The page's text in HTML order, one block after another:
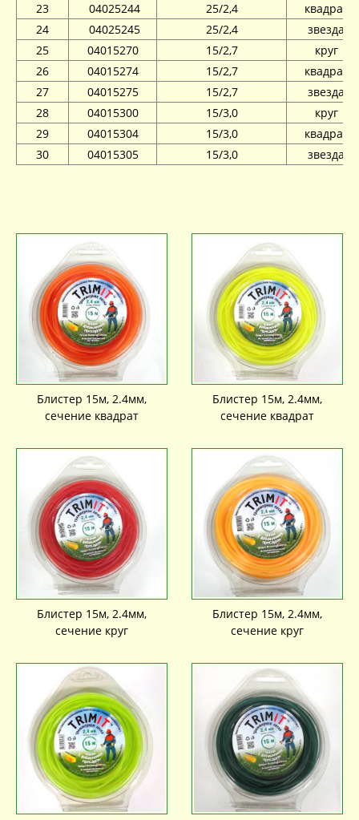
23 04025244 25/2,4
квадрат
24
04025245 25/2,4
звезда
25
04015270 15/2,7
круг
26
04015274 15/2,7
квадрат
27
04015275 15/2,7
звезда
28
04015300 15/3,0
круг
29
04015304 15/3,0
квадрат
30
04015305 15/3,0 звезда
Блистер 15м, 2.4мм,
сечение квадрат
Блистер 15м, 2.4мм,
сечение квадрат
Блистер 15м, 2.4мм,
сечение круг
Блистер 15м, 2.4мм,
сечение круг